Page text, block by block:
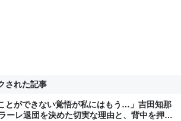
された記事
とができない覚悟が私にはもう…」吉田知那
ーレ退団を決めた切実な理由と、背中を押し